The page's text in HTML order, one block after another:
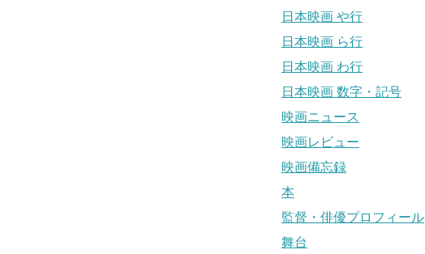
日本映画 や行
日本映画 ら行
日本映画 わ行
日本映画 数字・記号
映画ニュース
映画レビュー
映画備忘録
本
監督・俳優プロフィール
舞台